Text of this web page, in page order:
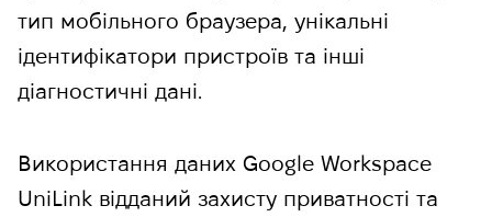
тип мобільного браузера, унікальні
ідентифікатори пристроїв та інші
діагностичні дані.
Використання даних Google Workspace
UniLink відданий захисту приватності та